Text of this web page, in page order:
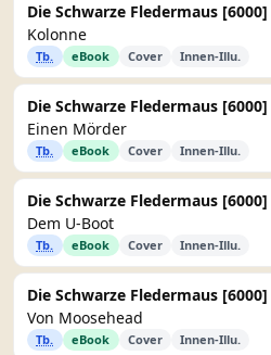
Die Schwarze Fledermaus [6000]
Kolonne
Tb. eBook Cover Innen-Illu.
Die Schwarze Fledermaus [6000]
Einen Mörder
Tb. eBook Cover Innen-Illu.
Die Schwarze Fledermaus [6000]
Dem U-Boot
Tb. eBook Cover Innen-Illu.
Die Schwarze Fledermaus [6000]
Von Moosehead
Tb. eBook Cover Innen-Illu.